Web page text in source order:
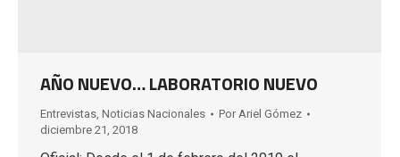
AÑO NUEVO… LABORATORIO NUEVO
Entrevistas Noticias Nacionales Por Ariel Gómez
diciembre 21, 2018